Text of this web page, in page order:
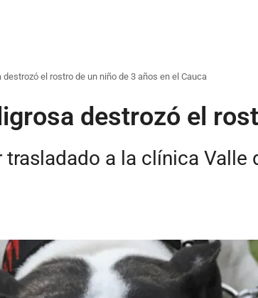
destrozó el rostro de un niño de 3 años en el Cauca
destrozó el
trasladado a la clínica